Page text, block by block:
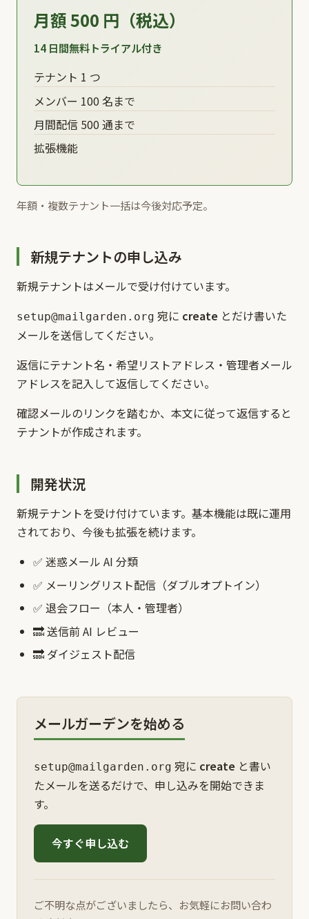
月額 500 円（税込）
14 日間無料トライアル付き
テナント 1 つ
メンバー 100 名まで
月間配信 500 通まで
拡張機能
年額・複数テナント一括は今後対応予定。
新規テナントの申し込み
新規テナントはメールで受け付けています。
setup@mailgarden.org 宛に create とだけ書いた
メールを送信してください。
返信にテナント名・希望リストアドレス・管理者メール
アドレスを記入して返信してください。
確認メールのリンクを踏むか、本文に従って返信すると
テナントが作成されます。
開発状況
新規テナントを受け付けています。基本機能は既に運用
されており、今後も拡張を続けます。
✅ 迷惑メール AI 分類
✅ メーリングリスト配信（ダブルオプトイン）
✅ 退会フロー（本人・管理者）
🔜 送信前 AI レビュー
🔜 ダイジェスト配信
メールガーデンを始める
setup@mailgarden.org 宛に create と書い
たメールを送るだけで、申し込みを開始できま
す。
今すぐ申し込む
ご不明な点がございましたら、お気軽にお問い合わ